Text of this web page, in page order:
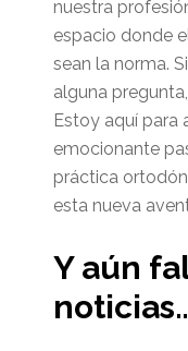
nuestra
espacio donde
sean la norma.
alguna
Estoy aquí para
emocionante
práctica
esta nueva
Y aún